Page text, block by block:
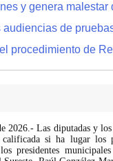
y genera malestar
de
procedimiento de
2026.- Las diputadas y
si ha lugar los
presidentes